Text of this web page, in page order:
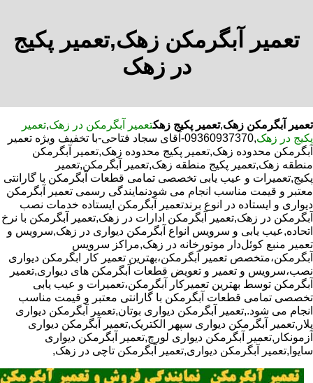
تعمیر آبگرمکن زهک,تعمیر پکیج
در زهک
تعمیر آبگرمکن زهک,تعمیر پکیج زهکتعمیر آبگرمکن در زهک,تعمیر
پکیج در زهک
,09360937370-آقای سجاد فتاحی-با تخفیف ویژه تعمیر
آبگرمکن محدوده زهک,تعمیر پکیج محدوده زهک,تعمیر آبگرمکن
منطقه زهک,تعمیر پکیج منطقه زهک,تعمیر آبگرمکن,تعمیر
پکیج,تعمیرات و عیب یابی تخصصی تمامی قطعات آبگرمکن با گارانتی
معتبر و قیمت مناسب انجام می شودنمایندگی رسمی تعمیر آبگرمکن
دیواری و ایستاده در انوع برندتعمیر آبگرمکن ایستاده خدمات نصب
آبگرمکن در زهک,تعمیر آبگرمکن ادارات در زهک,تعمیر آبگرمکن با نرخ
اتحاده,عیب یابی و سرویس انواع آبگرمکن دیواری در زهک,سرویس و
تعمیر منبع کوئل‌دار موتورخانه در زهک,مراکز سرویس
آبگرمکن،متخصص تعمیر آبگرمکن،بهترین تعمیر کار ابگرمکن دیواری
نصب،سرویس و تعمیر و تعویض قطعات آبگرمکن های دیواری,تعمیر
آبگرمکن توسط بهترین تعمیرکار آبگرمکن،تعمیرات و عیب یابی
تخصصی تمامی قطعات آبگرمکن با گارانتی معتبر و قیمت مناسب
انجام می شود.,تعمیر آبگرمکن دیواری بوتان,تعمیر آبگرمکن دیواری
پلار,تعمیر آبگرمکن دیواری سپهر الکتریک,تعمیر آبگرمکن دیواری
آزمونکار,تعمیر آبگرمکن دیواری لورچ,تعمیر آبگرمکن دیواری
سایوا,تعمیر آبگرمکن دیواری,تعمیر آبگرمکن تاچی در زهک,